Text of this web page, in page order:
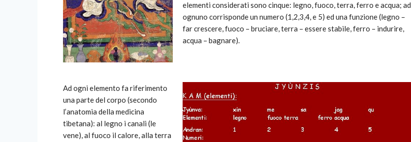
elementi considerati sono cinque: legno, fuoco, terra, ferro e acqua; ad
ognuno corrisponde un numero (1,2,3,4, e 5) ed una funzione (legno –
far crescere, fuoco – bruciare, terra – essere stabile, ferro – indurire,
acqua – bagnare).
Ad ogni elemento fa riferimento
una parte del corpo (secondo
l’anatomia della medicina
tibetana): al legno i canali (le
vene), al fuoco il calore, alla terra